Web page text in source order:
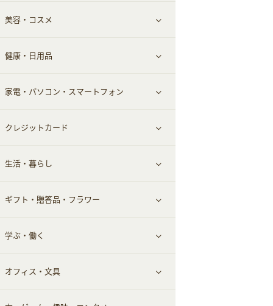
デパート・スーパー
ファッション
インナー・下着
靴・フットウェア
小物・かばん
スーツ・フォーマル
すべて見る
グルメ
ドリンク
お酒
食材宅配
美容・コスメ
すべて見る
スキンケア
メイクアップ
ヘアケア
メンズ美容
美容・ダイエット用品
脱毛用品
健康・日用品
すべて見る
健康食品｜青汁・飲料
健康食品｜乳酸菌・ケフィア
健康食品｜その他
スポーツ・フィットネス
日用品・薬局・からだ
家電・パソコン・スマートフォン
すべて見る
家電・パソコン・ソフトウェア
スマホ・携帯電話・SIM
クレジットカード
すべて見る
クレジットカード
生活・暮らし
すべて見る
車情報・カーシェア・レンタル
お役立ち
ギフト・贈答品・フラワー
すべて見る
ギフト・贈答品
学ぶ・働く
すべて見る
オフィス・文具